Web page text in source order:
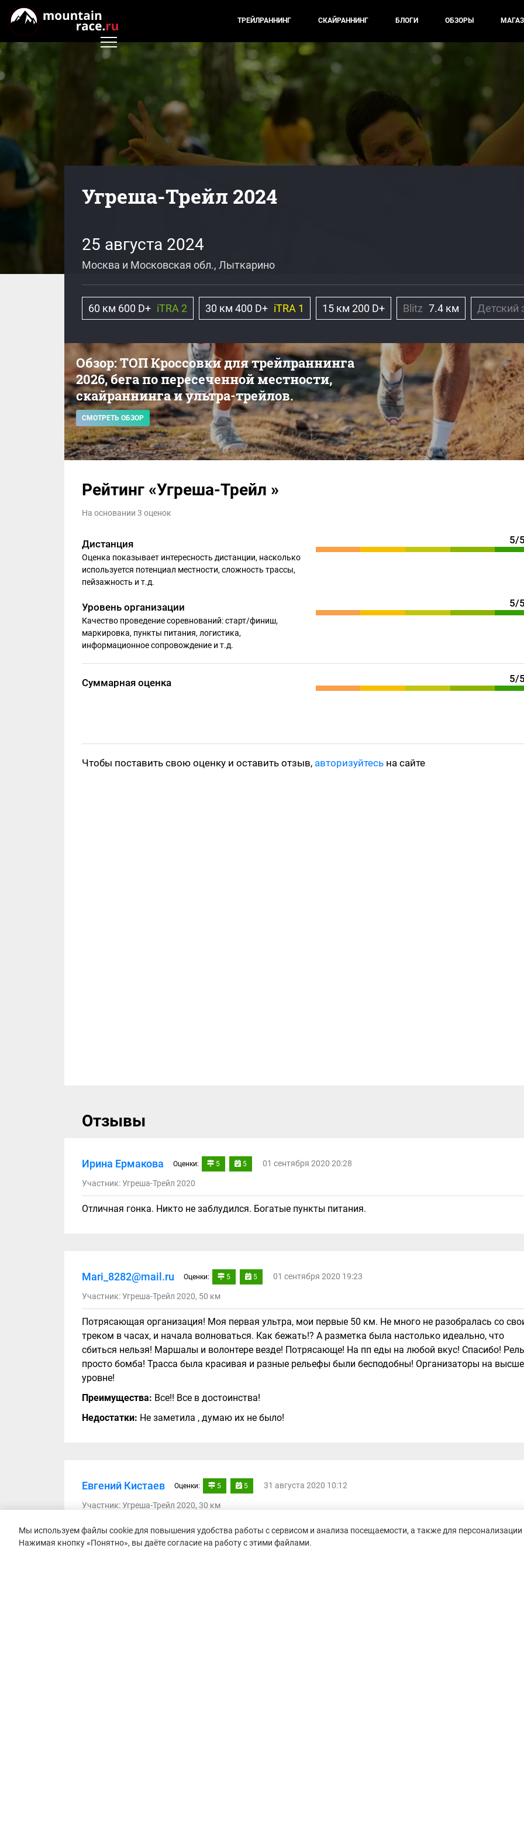
ТРЕЙЛРАННИНГ СКАЙРАННИНГ БЛОГИ ОБЗОРЫ
Угреша-Трейл 2024
25 августа 2024
Москва и Московская обл., Лыткарино
60 км 600 D+ iTRA 2 30 км 400 D+ iTRA 1 15 км 200 D+ Blitz 7.4 км Детский
Обзор: ТОП Кроссовки для трейлраннинга
2026, бега по пересеченной местности,
скайраннинга и ультра-трейлов.
СМОТРЕТЬ ОБЗОР
Рейтинг «Угреша-Трейл »
На основании 3 оценок
Дистанция
Оценка показывает интересность дистанции, насколько
используется потенциал местности, сложность трассы,
пейзажность и т.д.
5/5
Уровень организации
Качество проведение соревнований: старт/финиш,
маркировка, пункты питания, логистика,
информационное сопровождение и т.д.
5/5
Суммарная оценка 5/5
Чтобы поставить свою оценку и оставить отзыв, авторизуйтесь на сайте
Отзывы
Ирина Ермакова Оценки: 5 5 01 сентября 2020 20:28
Участник: Угреша-Трейл 2020
Отличная гонка. Никто не заблудился. Богатые пункты питания.
Mari_8282@mail.ru Оценки: 5 5 01 сентября 2020 19:23
Участник: Угреша-Трейл 2020, 50 км
Потрясающая организация! Моя первая ультра, мои первые 50 км. Не много не разобралась со
треком в часах, и начала волноваться. Как бежать!? А разметка была настолько идеально, что
сбиться нельзя! Маршалы и волонтере везде! Потрясающе! На пп еды на любой вкус! Спасибо!
просто бомба! Трасса была красивая и разные рельефы были бесподобны! Организаторы на
уровне!
Преимущества: Все!! Все в достоинства!
Недостатки: Не заметила , думаю их не было!
Евгений Кистаев Оценки: 5 5 31 августа 2020 10:12
Участник: Угреша-Трейл 2020, 30 км
Забег проходил в Лыткарино, я сам добирался на такси, но транспортная доступность локации
хорошая, вполне можно было и на общественном транспорте. Сразу возле шоссе стояли волонтеры,
Мы используем файлы cookie для повышения удобства работы с сервисом и анализа посещаемости, а также для персонализации
Нажимая кнопку «Понятно», вы даёте согласие на работу с этими файлами.